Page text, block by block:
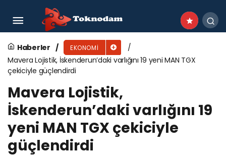
Haberler EKONOMI
Mavera Lojistik, İskenderun’daki varlığını 19 yeni MAN TGX
çekiciyle güçlendirdi
Mavera Lojistik,
İskenderun’daki varlığını 19
yeni MAN TGX çekiciyle
güçlendirdi
Gayrimenkulde güvenli ‘arsa + konut’ modelleri
gündemde